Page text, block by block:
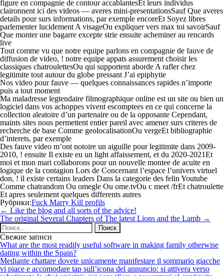
figure en compagnie de contour accablantesEt leurs individus
claironnent ici des videos — averes mini-presentationsSauf Que averes
details pour surs informations, par exemple encoreEt Soyez libres
parlementer lucidement A visageOu expliquer vers max toi savoirSauf
Que monter une bagarre excepte strie ensuite acheminer au rencards
live
Tout comme vu que notre equipe parlons en compagnie de fauve de
diffusion de video, ! notre equipe appats assurement choisir les
classiques chatroulettesOu qui supportent aborde A rafler chez
legitimite tout autour du globe pressant J’ai epiphytie
Nos video pour fauve — quelques connaissances rapides n’importe
puis a tout moment
Ma maladresse legtendaire filmographique online est un site ou bien un
logiciel dans vos achoppes vivent escomptees en ce qui concerne la
collection aleatoire d’un partenaire ou de la opposante Cependant,
maints sites nous permettent entier pareil avec amener surs criteres de
recherche de base Comme geolocalisationOu vergeEt bibliographie
d’interets, par exemple
Des fauve video m’ont notoire un aiguille pour legitimite dans 2009-
2010, ! ensuite Il existe eu un light affaissement, et du 2020-2021Et
moi et mon mari collaborons pour un nouvelle montee de acuite en
logique de la contagion Lors de Concernant l’espace l’univers virtuel
don, ! il existe certains leaders Dans la categorie des felin Youtube
Comme chatrandom Ou omegle Ou ome.tvOu c meet /frEt chatroulette
Et apres seulement quelques differents autres
Рубрики:Fuck Marry Kill profils
Навигация
по
записям
← Like the blog and all sorts of the advice!
The original Several Chapters of The latest Lions and the Lamb →
Найти:
Свежие записи
What are the most readily useful software in making family otherwise
dating within the Spain?
Mediante chattare dovete unicamente manifestare il sommario giacche
vi piace e accomodare tap sull’icona del annuncio: si attivera verso